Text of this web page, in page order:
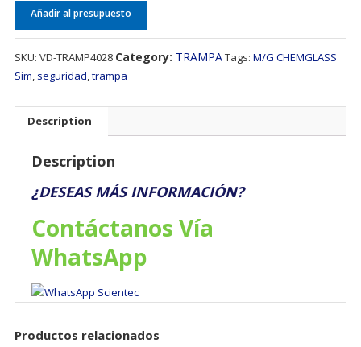
Añadir al presupuesto
SKU: VD-TRAMP4028 Category: TRAMPATags: M/G CHEMGLASS
Sim, seguridad,trampa
Description
Description
¿DESEAS MÁS INFORMACIÓN?
Contáctanos Vía
WhatsApp
Productos relacionados